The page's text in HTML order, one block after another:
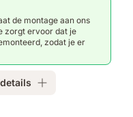
de montage aan ons
zorgt ervoor dat je
zodat je er